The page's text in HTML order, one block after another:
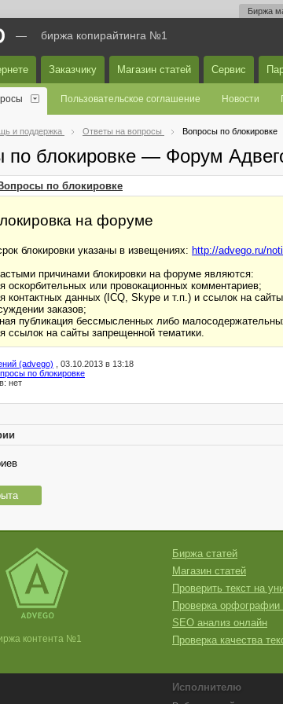
Биржа
— биржа копирайтинга №1
Заказчику Магазин статей Сервис
Пользовательское соглашение Новости
и поддержка Ответы на вопросы Вопросы по блокировке
по блокировке — Форум
по блокировке
на форуме
блокировки указаны в извещениях: http://advego.ru/
причинами блокировки на форуме являются:
оскорбительных или провокационных комментариев;
контактных данных (ICQ, Skype и т.п.) и ссылок на
заказов;
публикация бессмысленных либо
ссылок на сайты запрещенной тематики.
(advego) , 03.10.2013 в 13:18
по блокировке
нет
контента №1
Биржа статей
Магазин статей
Проверить текст на
Проверка орфографии
SEO анализ онлайн
Проверка качества
Исполнителю